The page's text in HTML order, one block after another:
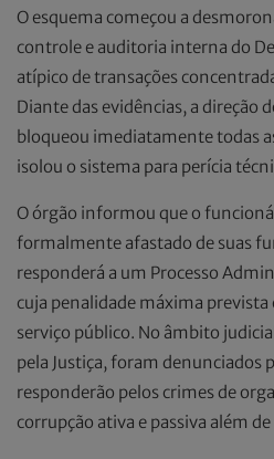
O esquema começou a
controle e auditoria interna do
atípico de transações
Diante das evidências, a direção
bloqueou imediatamente todas
isolou o sistema para perícia
O órgão informou que o
formalmente afastado de suas
responderá a um Processo
cuja penalidade máxima prevista
serviço público. No âmbito
pela Justiça, foram denunciados
responderão pelos crimes de
corrupção ativa e passiva além